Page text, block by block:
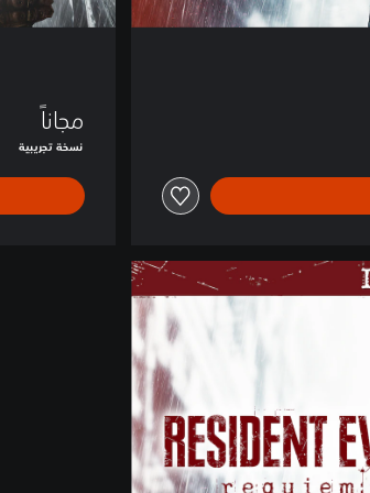
i
مجاناً
نسخة تجريبية